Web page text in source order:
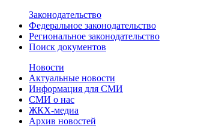
Законодательство
Федеральное законодательство
Региональное законодательство
Поиск документов
Новости
Актуальные новости
Информация для СМИ
СМИ о нас
ЖКХ-медиа
Архив новостей